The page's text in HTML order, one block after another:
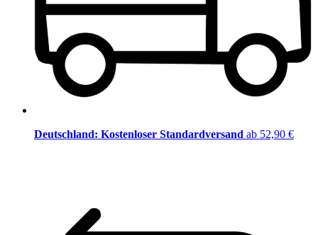
Deutschland: Kostenloser Standardversand ab 52,90 €